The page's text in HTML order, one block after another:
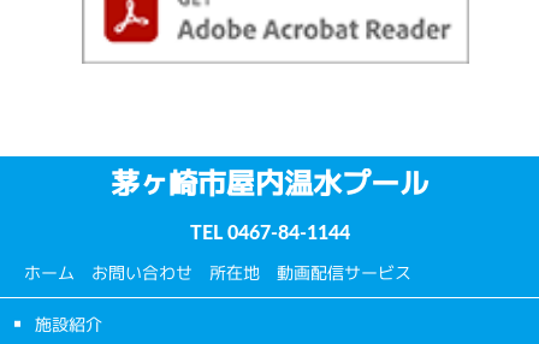
茅ヶ崎市屋内温水プール
TEL0467-84-1144
ホーム お問い合わせ 所在地 動画配信サービス
施設紹介